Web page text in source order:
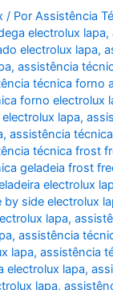
/ PorAssistência
electrolux lapa,
electrolux lapa,
,assistência
técnica forno
forno electrolux
lapa,
,assistência
técnica frost
geladeia frost
electrolux
side electrolux
lapa,
,assistência
lapa,assistência
electrolux lapa,
lapa,